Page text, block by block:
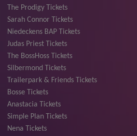
The Prodigy Tickets
Sarah Connor Tickets
Niedeckens BAP Tickets
Judas Priest Tickets
The BossHoss Tickets
Silbermond Tickets
Trailerpark & Friends Tickets
Bosse Tickets
Anastacia Tickets
Simple Plan Tickets
Nena Tickets